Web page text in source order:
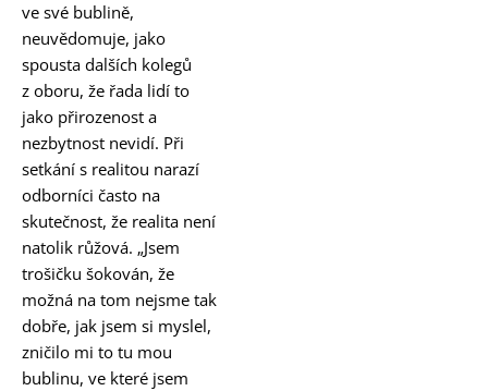
ve své bublině,
neuvědomuje, jako
spousta dalších kolegů
z oboru, že řada lidí to
jako přirozenost a
nezbytnost nevidí. Při
setkání s realitou narazí
odborníci často na
skutečnost, že realita není
natolik růžová. „Jsem
trošičku šokován, že
možná na tom nejsme tak
dobře, jak jsem si myslel,
zničilo mi to tu mou
bublinu, ve které jsem